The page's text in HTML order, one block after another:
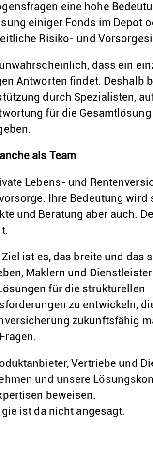
eine hohe
einiger Fonds im Depot
Risiko- und
dass ein
Antworten findet. Deshalb
durch Spezialisten,
für die
als Team
Lebens- und
Ihre Bedeutung
und Beratung aber auch.
Ziel ist es, das breite und das
Maklern und
für die strukturellen
zu entwickeln,
zukunftsfähig
Vertriebe und
und unsere
beweisen.
ist da nicht angesagt.